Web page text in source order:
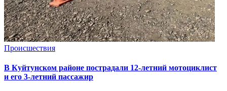
Происшествия
В Куйтунском районе пострадали 12-летний мотоциклист
и его 3-летний пассажир